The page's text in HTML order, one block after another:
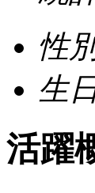
性
生
活躍